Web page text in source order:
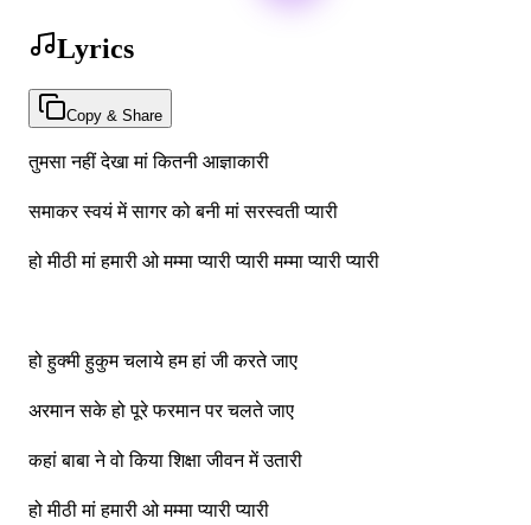
Lyrics
Copy & Share
तुमसा नहीं देखा मां कितनी आज्ञाकारी
समाकर स्वयं में सागर को बनी मां सरस्वती प्यारी
हो मीठी मां हमारी ओ मम्मा प्यारी प्यारी मम्मा प्यारी प्यारी
हो हुक्मी हुकुम चलाये हम हां जी करते जाए
अरमान सके हो पूरे फरमान पर चलते जाए
कहां बाबा ने वो किया शिक्षा जीवन में उतारी
हो मीठी मां हमारी ओ मम्मा प्यारी प्यारी